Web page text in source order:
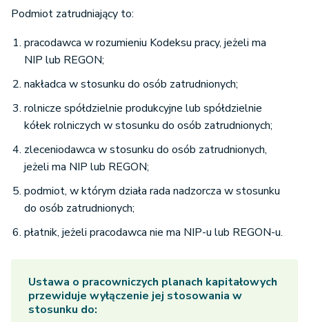
Podmiot zatrudniający to:
pracodawca w rozumieniu Kodeksu pracy, jeżeli ma
NIP lub REGON;
nakładca w stosunku do osób zatrudnionych;
rolnicze spółdzielnie produkcyjne lub spółdzielnie
kółek rolniczych w stosunku do osób zatrudnionych;
zleceniodawca w stosunku do osób zatrudnionych,
jeżeli ma NIP lub REGON;
podmiot, w którym działa rada nadzorcza w stosunku
do osób zatrudnionych;
płatnik, jeżeli pracodawca nie ma NIP-u lub REGON-u.
Ustawa o pracowniczych planach kapitałowych
przewiduje wyłączenie jej stosowania w
stosunku do: